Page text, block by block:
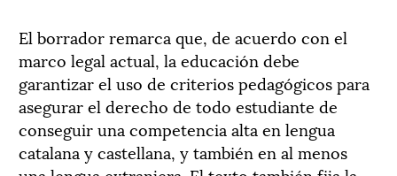
El borrador remarca que, de acuerdo con el
marco legal actual, la educación debe
garantizar el uso de criterios pedagógicos para
asegurar el derecho de todo estudiante de
conseguir una competencia alta en lengua
catalana y castellana, y también en al menos